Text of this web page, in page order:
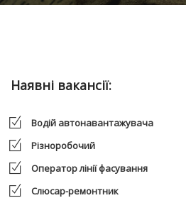
Наявні вакансії:
Водій автонавантажувача
Різноробочий
Оператор лінії фасування
Слюсар-ремонтник